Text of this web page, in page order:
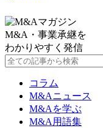
M&A・事業承継を
わかりやすく発信
コラム
M&Aニュース
M&Aを学ぶ
M&A用語集